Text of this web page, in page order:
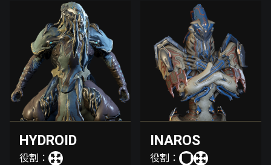
HYDROID
役割：
INAROS
役割：